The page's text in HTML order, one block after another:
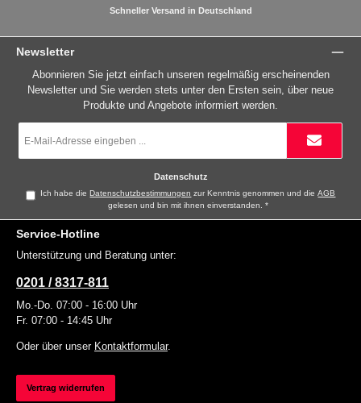
Schneller Versand in Deutschland
Newsletter
Abonnieren Sie jetzt einfach unseren regelmäßig erscheinenden
Newsletter und Sie werden stets unter den Ersten sein, über neue
Produkte und Angebote informiert werden.
Mail-
Datenschutz
Ich habe dieDatenschutzbestimmungen zur Kenntnis genommen und dieAGB
gelesen und bin mit ihnen einverstanden.*
Service-Hotline
Unterstützung und Beratung unter:
0201 / 8317-811
Mo.-Do. 07:00 - 16:00 Uhr
Fr. 07:00 - 14:45 Uhr
Oder über unser Kontaktformular.
Vertrag widerrufen